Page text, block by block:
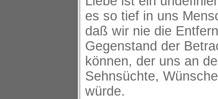
es so tief in uns
daß wir nie die
Gegenstand der
können, der uns an
Sehnsüchte,
würde.